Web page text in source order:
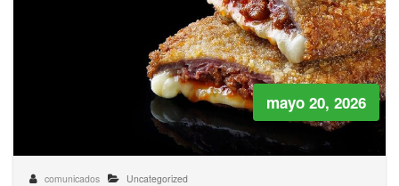
mayo 20, 2026
comunicados
Uncategorized